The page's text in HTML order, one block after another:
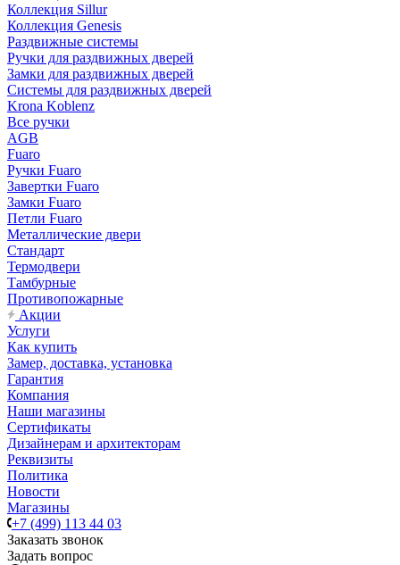
Коллекция Sillur
Коллекция Genesis
Раздвижные системы
Ручки для раздвижных дверей
Замки для раздвижных дверей
Системы для раздвижных дверей
Krona Koblenz
Все ручки
AGB
Fuaro
Ручки Fuaro
Завертки Fuaro
Замки Fuaro
Петли Fuaro
Металлические двери
Стандарт
Термодвери
Тамбурные
Противопожарные
Акции
Услуги
Как купить
Замер, доставка, установка
Гарантия
Компания
Наши магазины
Сертификаты
Дизайнерам и архитекторам
Реквизиты
Политика
Новости
Магазины
+7 (499) 113 44 03
Заказать звонок
Задать вопрос